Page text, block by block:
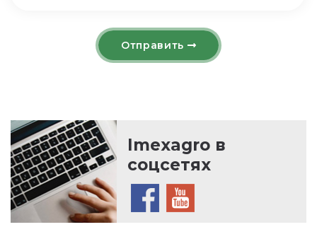
Отправить
Imexagro в
соцсетях